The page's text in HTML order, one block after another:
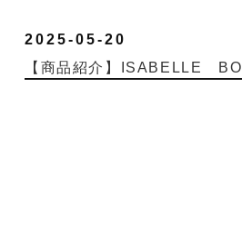
2025-05-20
【商品紹介】ISABELLE